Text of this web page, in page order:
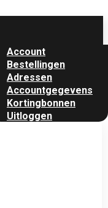
Account
Bestellingen
Adressen
Accountgegevens
Kortingbonnen
Uitloggen